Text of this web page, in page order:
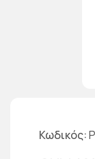
Κωδικός